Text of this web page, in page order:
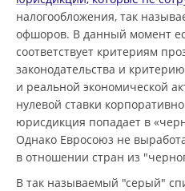
налогообложения, так
офшоров. В данный момент
соответствует критериям
законодательства и
и реальной экономической
нулевой ставки
юрисдикция попадает в
Однако Евросоюз не
в отношении стран из
В так называемый "серый"